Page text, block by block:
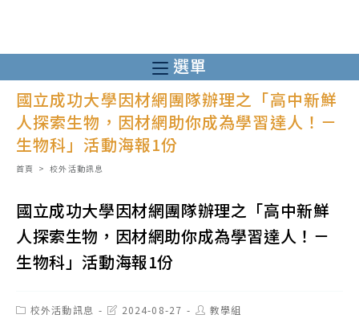
至
主
選單
國立成功大學因材網團隊辦理之「高中新鮮
人探索生物，因材網助你成為學習達人！－
生物科」活動海報1份
首頁 > 校外活動訊息
國立成功大學因材網團隊辦理之「高中新鮮
人探索生物，因材網助你成為學習達人！－
生物科」活動海報1份
Post校外活動訊息
Post2024-08-27
Post教學組